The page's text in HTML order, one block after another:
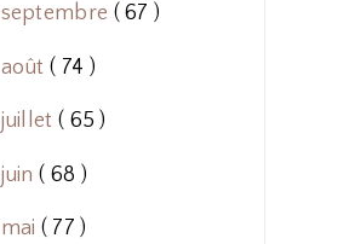
septembre ( 67 )
août ( 74 )
juillet ( 65 )
juin ( 68 )
mai ( 77 )